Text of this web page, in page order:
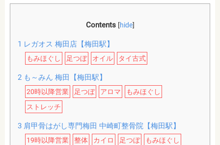
Contents [hide]
1 レガオス 梅田店【梅田駅】
もみほぐし 足つぼ オイル タイ古式
2も～みん 梅田【梅田駅】
20時以降営業 足つぼ アロマ
もみほぐし
ストレッチ
3肩甲骨はがし専門梅田 中崎町整骨院【梅田駅】
19時以降営業 整体 カイロ 足つぼ もみほぐし